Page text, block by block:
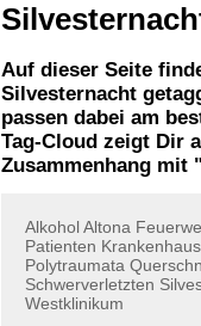
Auf dieser Seite
Silvesternacht
passen dabei am
Tag-Cloud zeigt Dir
Zusammenhang mit
AlkoholAltona
Patienten
Polytraumata
Schwerverletzten
Westklinikum